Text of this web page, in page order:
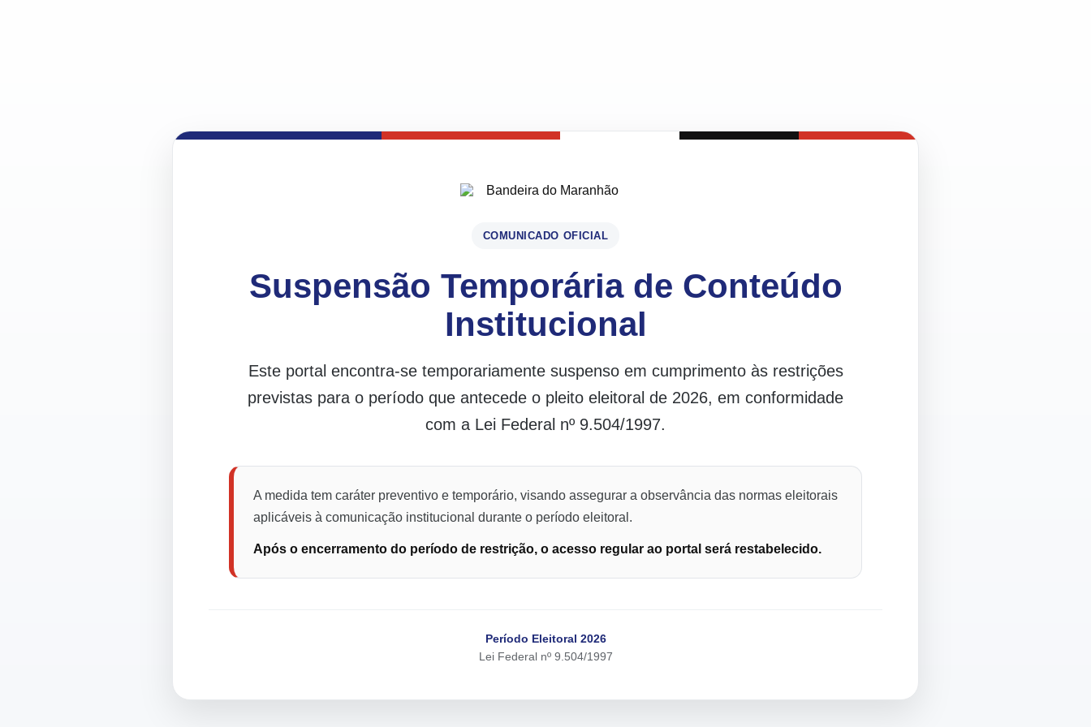
COMUNICADO OFICIAL
Suspensão Temporária de Conteúdo
Institucional
Este portal encontra-se temporariamente suspenso em cumprimento às restrições
previstas para o período que antecede o pleito eleitoral de 2026, em conformidade
com a Lei Federal nº 9.504/1997.
A medida tem caráter preventivo e temporário, visando assegurar a observância das normas eleitorais
aplicáveis à comunicação institucional durante o período eleitoral.
Após o encerramento do período de restrição, o acesso regular ao portal será restabelecido.
Período Eleitoral 2026
Lei Federal nº 9.504/1997